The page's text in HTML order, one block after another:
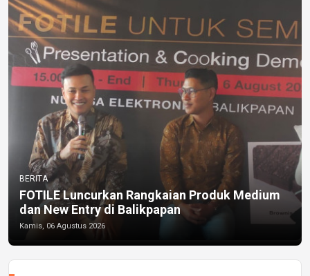
BERITA
FOTILE Luncurkan Rangkaian Produk Medium
dan New Entry di Balikpapan
Kamis, 06 Agustus 2026